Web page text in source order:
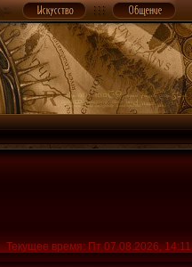
Текущее время: Пт 07.08.2026, 14:11